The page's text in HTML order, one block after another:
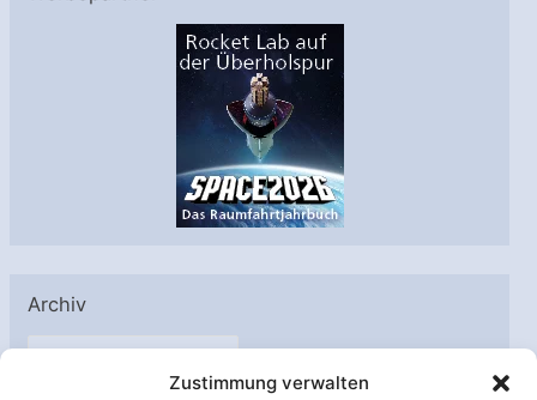
Zustimmung verwalten
Archiv
A